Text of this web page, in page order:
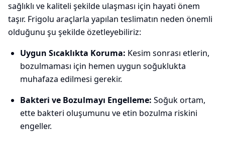
sağlıklı ve kaliteli şekilde ulaşması için hayati önem
taşır. Frigolu araçlarla yapılan teslimatın neden önemli
olduğunu şu şekilde özetleyebiliriz:
Uygun Sıcaklıkta Koruma: Kesim sonrası etlerin,
bozulmaması için hemen uygun soğuklukta
muhafaza edilmesi gerekir.
Bakteri ve Bozulmayı Engelleme: Soğuk ortam,
ette bakteri oluşumunu ve etin bozulma riskini
engeller.